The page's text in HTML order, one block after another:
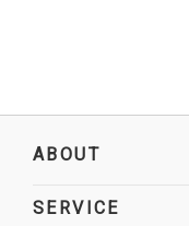
ABOUT
SERVICE